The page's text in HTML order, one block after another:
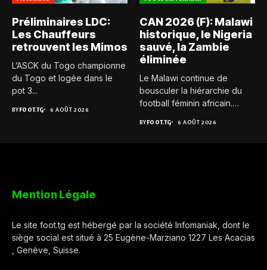
Préliminaires LDC:
Les Chauffeurs
retrouvent les Mimos
L’ASCK du Togo championne
du Togo et logée dans le
pot 3...
BYFOOT.TG 6 AOÛT 2026
CAN 2026 (F): Malawi
historique, le Nigeria
sauvé, la Zambie
éliminée
Le Malawi continue de
bousculer la hiérarchie du
football féminin africain.
BYFOOT.TG 6 AOÛT 2026
Mention Légale
Le site foot.tg est hébergé par la société Infomaniak, dont le
siège social est situé à 25 Eugène-Marziano 1227 Les Acacias
, Genève, Suisse.